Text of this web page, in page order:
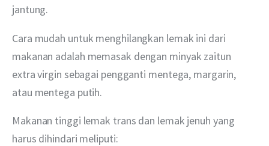
jantung.
Cara mudah untuk menghilangkan lemak ini dari
makanan adalah memasak dengan minyak zaitun
extra virgin sebagai pengganti mentega, margarin,
atau mentega putih.
Makanan tinggi lemak trans dan lemak jenuh yang
harus dihindari meliputi: